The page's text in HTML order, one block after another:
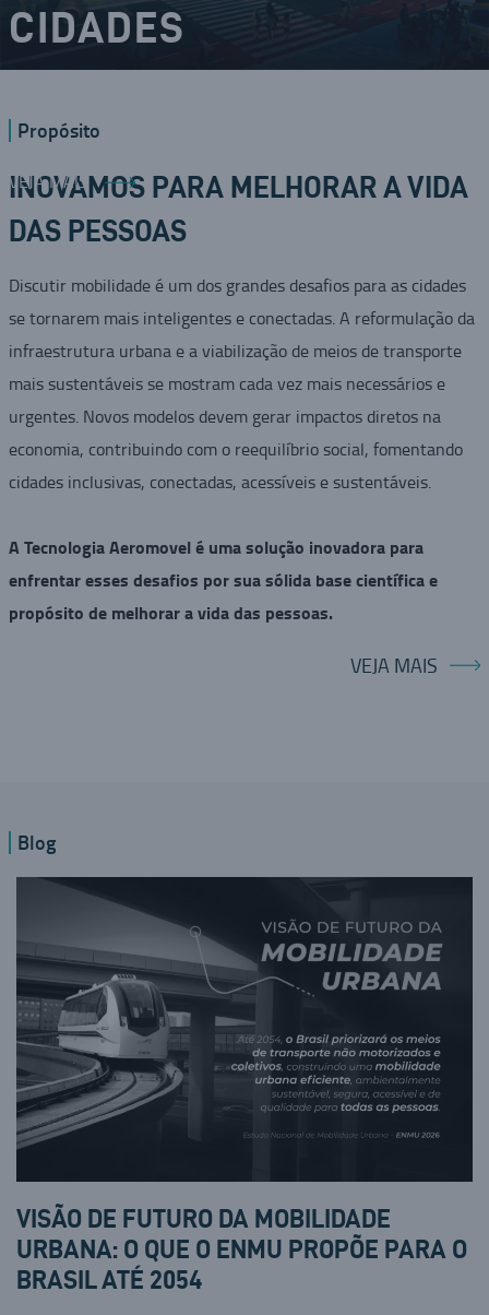
CIDADES
VEJA MAIS
Propósito
INOVAMOS PARA MELHORAR A VIDA
DAS PESSOAS
Discutir mobilidade é um dos grandes desafios para as cidades
se tornarem mais inteligentes e conectadas. A reformulação da
infraestrutura urbana e a viabilização de meios de transporte
mais sustentáveis se mostram cada vez mais necessários e
urgentes. Novos modelos devem gerar impactos diretos na
economia, contribuindo com o reequilíbrio social, fomentando
cidades inclusivas, conectadas, acessíveis e sustentáveis.
A Tecnologia Aeromovel é uma solução inovadora para
enfrentar esses desafios por sua sólida base científica e
propósito de melhorar a vida das pessoas.
VEJA MAIS
Blog
VISÃO DE FUTURO DA MOBILIDADE
URBANA: O QUE O ENMU PROPÕE PARA O
BRASIL ATÉ 2054